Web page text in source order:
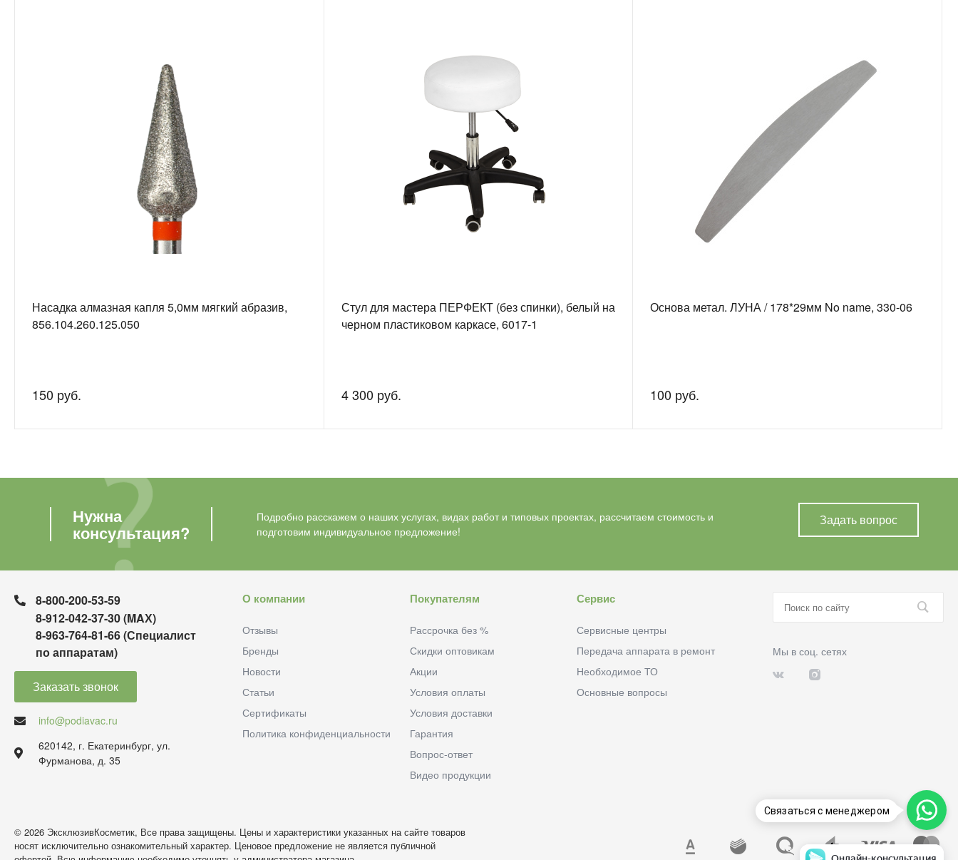
Насадка алмазная капля 5,0мм мягкий абразив,
856.104.260.125.050
150 руб.
Стул для мастера ПЕРФЕКТ (без спинки), белый на
черном пластиковом каркасе, 6017-1
4 300 руб.
Основа метал. ЛУНА / 178*29мм No name, 330-06
100 руб.
Нужна
консультация?
Подробно расскажем о наших услугах, видах работ и типовых проектах, рассчитаем стоимость и
подготовим индивидуальное предложение!
Задать вопрос
8-800-200-53-59
8-912-042-37-30 (MAХ)
8-963-764-81-66 (Специалист
по аппаратам)
Заказать звонок
info@podiavac.ru
620142, г. Екатеринбург, ул.
Фурманова, д. 35
О компании
Отзывы
Бренды
Новости
Статьи
Сертификаты
Политика конфиденциальности
Покупателям
Рассрочка без %
Скидки оптовикам
Акции
Условия оплаты
Условия доставки
Гарантия
Вопрос-ответ
Видео продукции
Сервис
Сервисные центры
Передача аппарата в ремонт
Необходимое ТО
Основные вопросы
Мы в соц. сетях
© 2026 ЭксклюзивКосметик, Все права защищены. Цены и характеристики указанных на сайте товаров
носят исключительно ознакомительный характер. Ценовое предложение не является публичной
Связаться с менеджером